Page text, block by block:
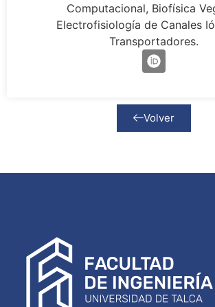
Computacional, Biofísica
Electrofisiología de Canales
Transportadores.
Volver